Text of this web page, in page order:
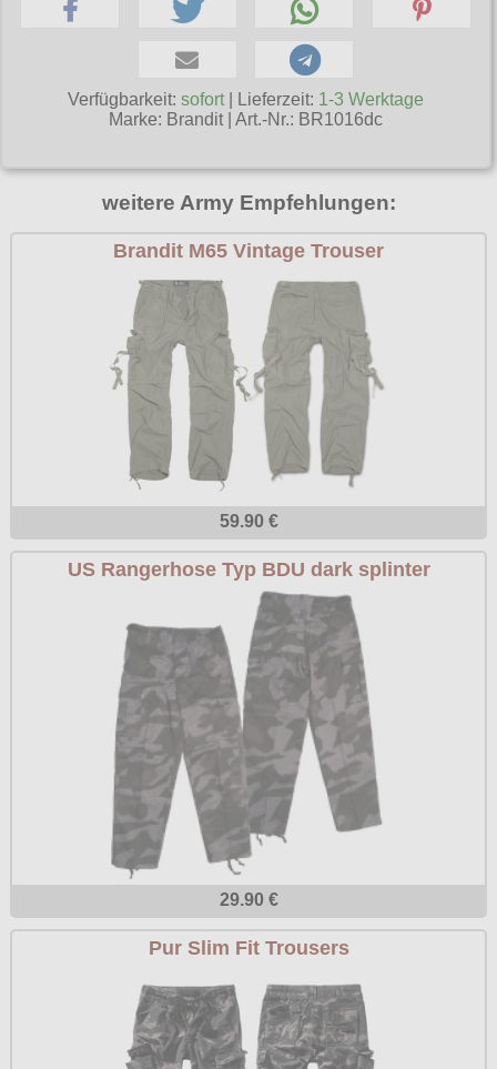
Poizen Industries
Queen of Darkness
Relco
Spin Doctor
Surplus
Vixxsin
Voodoo Vixen
Warrior Clothing
Gothic Shop
Punkrock
Rockabilly
Mods
Verfügbarkeit:sofort | Lieferzeit: 1-3 Werktage
Marke: Brandit |Art.-Nr.: BR1016dc
weitere Army Empfehlungen:
Brandit M65 Vintage Trouser
59.90 €
US Rangerhose Typ BDU dark splinter
29.90 €
Pur Slim Fit Trousers